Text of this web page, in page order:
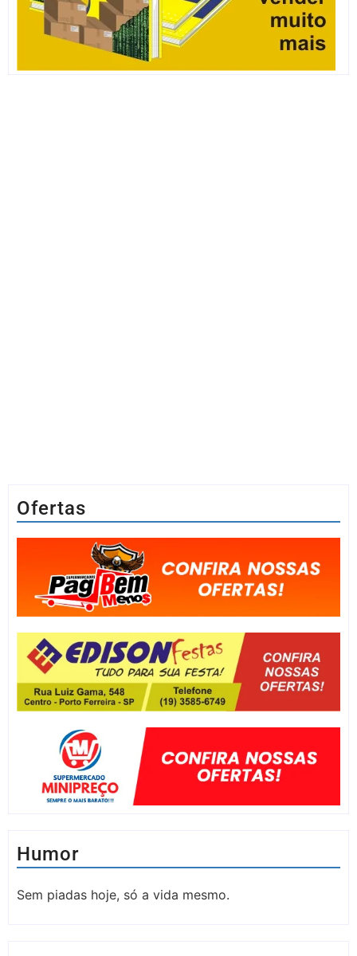
Ofertas
Humor
Sem piadas hoje, só a vida mesmo.